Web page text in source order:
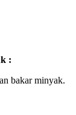
:
bakar minyak.